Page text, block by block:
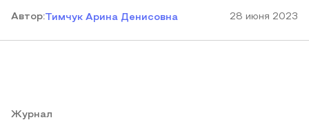
Автор:Тимчук Арина Денисовна 28 июня 2023
Журнал